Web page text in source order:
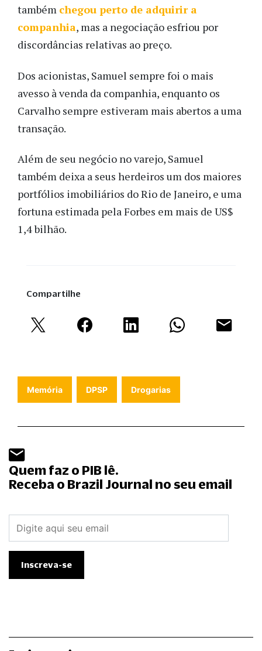
também chegou perto de adquirir a
companhia, mas a negociação esfriou por
discordâncias relativas ao preço.
Dos acionistas, Samuel sempre foi o mais
avesso à venda da companhia, enquanto os
Carvalho sempre estiveram mais abertos a uma
transação.
Além de seu negócio no varejo, Samuel
também deixa a seus herdeiros um dos maiores
portfólios imobiliários do Rio de Janeiro, e uma
fortuna estimada pela Forbes em mais de US$
1,4 bilhão.
Compartilhe
Memória DPSP Drogarias
Quem faz o PIB lê.
Receba o Brazil Journal no seu email